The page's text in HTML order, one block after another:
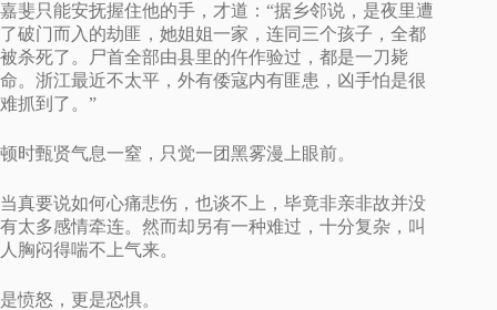
嘉斐只能安抚握住他的手，才道：“据乡邻说，是夜里遭
了破门而入的劫匪，她姐姐一家，连同三个孩子，全都
被杀死了。尸首全部由县里的仵作验过，都是一刀毙
命。浙江最近不太平，外有倭寇内有匪患，凶手怕是很
难抓到了。”
顿时甄贤气息一窒，只觉一团黑雾漫上眼前。
当真要说如何心痛悲伤，也谈不上，毕竟非亲非故并没
有太多感情牵连。然而却另有一种难过，十分复杂，叫
人胸闷得喘不上气来。
是愤怒，更是恐惧。